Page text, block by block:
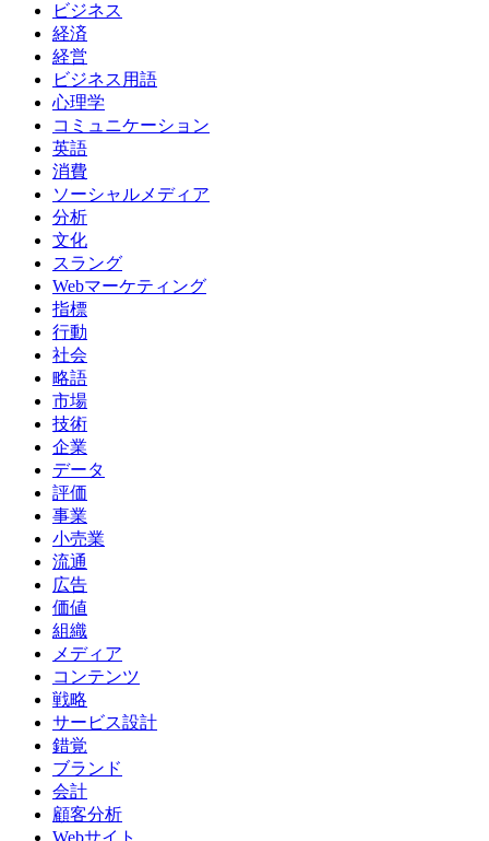
ビジネス
経済
経営
ビジネス用語
心理学
コミュニケーション
英語
消費
ソーシャルメディア
分析
文化
スラング
Webマーケティング
指標
行動
社会
略語
市場
技術
企業
データ
評価
事業
小売業
流通
広告
価値
組織
メディア
コンテンツ
戦略
サービス設計
錯覚
ブランド
会計
顧客分析
Webサイト